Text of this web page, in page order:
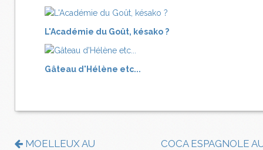
L'Académie du Goût, késako ?
Gâteau d'Hélène etc...
MOELLEUX AU
COCA ESPAGNOLE